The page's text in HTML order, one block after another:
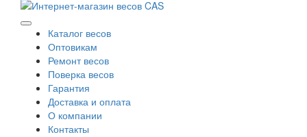
Каталог весов
Оптовикам
Ремонт весов
Поверка весов
Гарантия
Доставка и оплата
О компании
Контакты